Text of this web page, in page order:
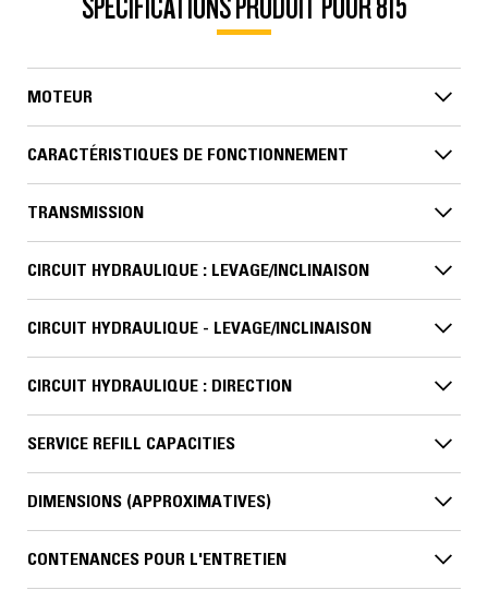
SPÉCIFICATIONS PRODUIT POUR 815
MOTEUR
CARACTÉRISTIQUES DE FONCTIONNEMENT
TRANSMISSION
CIRCUIT HYDRAULIQUE : LEVAGE/INCLINAISON
CIRCUIT HYDRAULIQUE - LEVAGE/INCLINAISON
CIRCUIT HYDRAULIQUE : DIRECTION
SERVICE REFILL CAPACITIES
DIMENSIONS (APPROXIMATIVES)
CONTENANCES POUR L'ENTRETIEN